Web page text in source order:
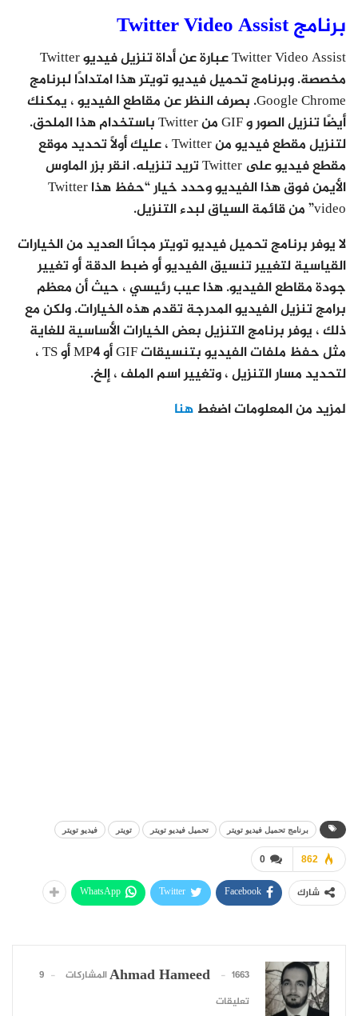
برنامج Twitter Video Assist
Twitter Video Assist عبارة عن أداة تنزيل فيديو Twitter
مخصصة. وبرنامج تحميل فيديو تويتر هذا امتدادًا لبرنامج
Google Chrome. بصرف النظر عن مقاطع الفيديو ، يمكنك
أيضًا تنزيل الصور و GIF من Twitter باستخدام هذا الملحق.
لتنزيل مقطع فيديو من Twitter ، عليك أولاً تحديد موقع
مقطع فيديو على Twitter تريد تنزيله. انقر بزر الماوس
الأيمن فوق هذا الفيديو وحدد خيار “حفظ هذا Twitter
video” من قائمة السياق لبدء التنزيل.
لا يوفر برنامج تحميل فيديو تويتر مجانًا العديد من الخيارات
القياسية لتغيير تنسيق الفيديو أو ضبط الدقة أو تغيير
جودة مقاطع الفيديو. هذا عيب رئيسي ، حيث أن معظم
برامج تنزيل الفيديو المدرجة تقدم هذه الخيارات. ولكن مع
ذلك ، يوفر برنامج التنزيل بعض الخيارات الأساسية للغاية
مثل حفظ ملفات الفيديو بتنسيقات GIF أو MP4 أو TS ،
لتحديد مسار التنزيل ، وتغيير اسم الملف ، إلخ.
لمزيد من المعلومات اضغط هنا
برنامج تحميل فيديو تويتر تحميل فيديو تويتر تويتر فيديو تويتر
0 862
شارك Facebook
Twitter
WhatsApp
Ahmad Hameed 1663 المشاركات
9
تعليقات